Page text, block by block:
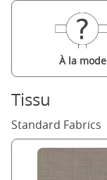
À la mode
Tissu
Standard Fabrics